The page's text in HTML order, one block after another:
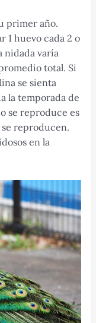
primer año.
1 huevo cada 2 o
nidada varía
total. Si
se sienta
la temporada de
se reproduce es
reproducen.
en la